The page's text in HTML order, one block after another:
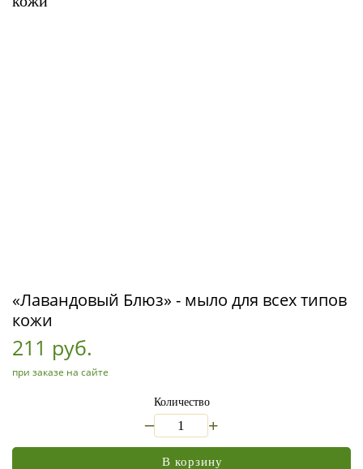
«Лавандовый Блюз» - мыло для всех типов
кожи
211 руб.
при заказе на сайте
Количество
+
В корзину